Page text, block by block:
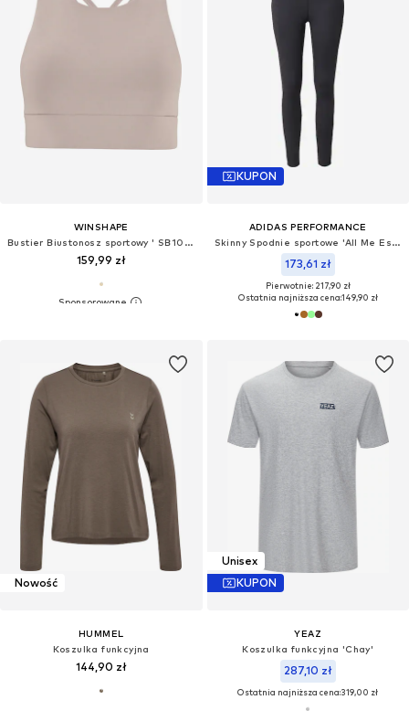
WINSHAPE
Bustier Biustonosz sportowy ' SB103C '
159,99 zł
KUPON
ADIDAS PERFORMANCE
Skinny Spodnie sportowe 'All Me Essentials'
173,61 zł
Pierwotnie: 217,90 zł
Ostatnia najniższa cena:149,90 zł
Nowość
HUMMEL
Koszulka funkcyjna
144,90 zł
Unisex
KUPON
YEAZ
Koszulka funkcyjna 'Chay'
287,10 zł
Ostatnia najniższa cena:319,00 zł